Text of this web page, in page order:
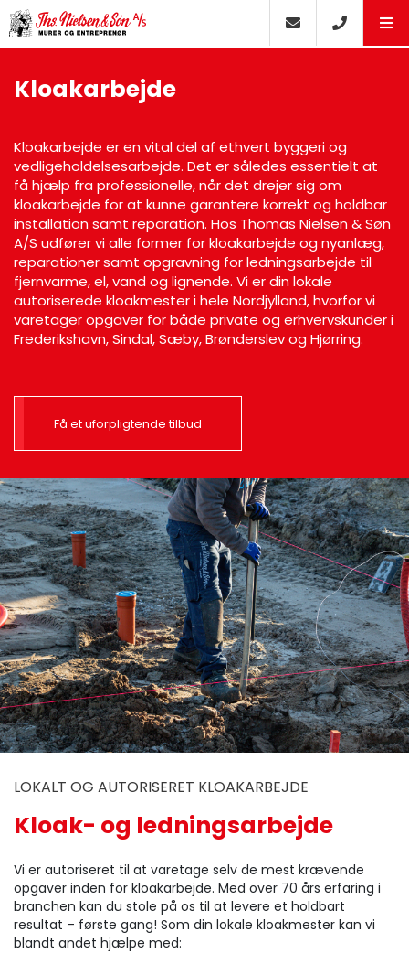
Kloakarbejde
Kloakarbejde er en vital del af ethvert byggeri og
vedligeholdelsesarbejde. Det er således essentielt at
få hjælp fra professionelle, når det drejer sig om
kloakarbejde for at kunne garantere korrekt og holdbar
installation samt reparation. Hos Thomas Nielsen & Søn
A/S udfører vi alle former for kloakarbejde og nyanlæg,
reparationer samt opgravning for ledningsarbejde til
fjernvarme, el, vand og lignende. Vi er din lokale
autoriserede kloakmester i hele Nordjylland, hvorfor vi
varetager opgaver for både private og erhvervskunder i
Frederikshavn, Sindal, Sæby, Brønderslev og Hjørring.
Få et uforpligtende tilbud
LOKALT OG AUTORISERET KLOAKARBEJDE
Kloak- og ledningsarbejde
Vi er autoriseret til at varetage selv de mest krævende
opgaver inden for kloakarbejde. Med over 70 års erfaring i
branchen kan du stole på os til at levere et holdbart
resultat – første gang! Som din lokale kloakmester kan vi
blandt andet hjælpe med: